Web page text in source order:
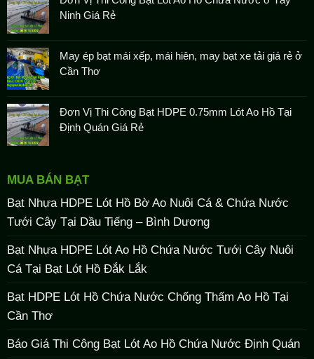
Ninh Giá Rẻ
May ép bạt mái xếp, mái hiên, may bạt xe tải giá rẻ ở
Cần Thơ
Đơn Vị Thi Công Bạt HDPE 0.75mm Lót Ao Hồ Tại
Định Quán Giá Rẻ
MUA BÁN BẠT
Bạt Nhựa HDPE Lót Hồ Bờ Ao Nuôi Cá & Chứa Nước
Tưới Cây Tại Dầu Tiếng – Bình Dương
Bạt Nhựa HDPE Lót Ao Hồ Chứa Nước Tưới Cây Nuôi
Cá Tại Bạt Lót Hồ Đắk Lắk
Bạt HDPE Lót Hồ Chứa Nước Chống Thấm Ao Hồ Tại
Cần Thơ
Báo Giá Thi Công Bạt Lót Ao Hồ Chứa Nước Định Quán